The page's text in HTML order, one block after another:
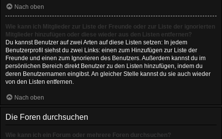
Nach oben
Wie kann ich Mitglieder zur Liste der Freunde oder zur Liste der ignorierten
Mitglieder hinzufügen oder diese wieder aus den Listen entfernen?
Du kannst Benutzer auf zwei Arten auf diese Listen setzen: In jedem
Benutzerprofil siehst du zwei Links: einen zum Hinzufügen zur Liste der
Freunde und einen zum Ignorieren des Benutzers. Außerdem kannst du im
persönlichen Bereich direkt Benutzer zu den Listen hinzufügen, indem du
deren Benutzernamen eingibst. An gleicher Stelle kannst du sie auch wieder
von den Listen entfernen.
Nach oben
Die Foren durchsuchen
Wie kann ich ein Forum oder mehrere Foren durchsuchen?